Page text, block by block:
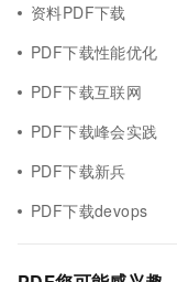
资料PDF下载
PDF下载性能优化
PDF下载互联网
PDF下载峰会实践
PDF下载新兵
PDF下载devops